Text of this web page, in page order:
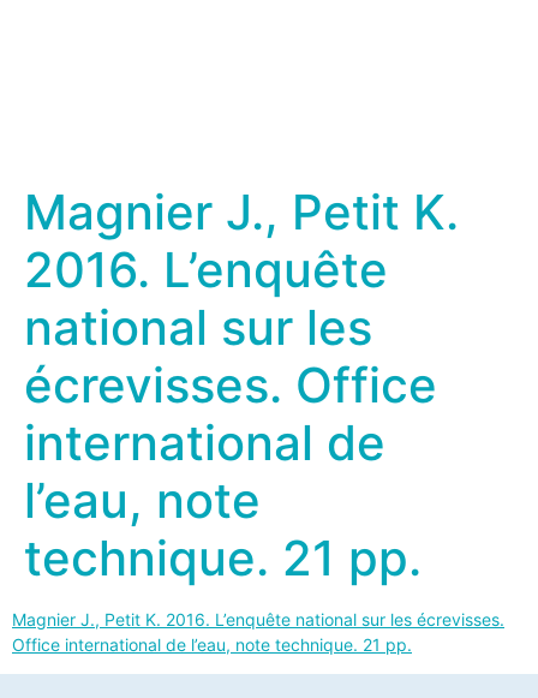
Magnier J., Petit K.
2016. L’enquête
national sur les
écrevisses. Office
international de
l’eau, note
technique. 21 pp.
Magnier J., Petit K. 2016. L’enquête national sur les écrevisses.
Office international de l’eau, note technique. 21 pp.